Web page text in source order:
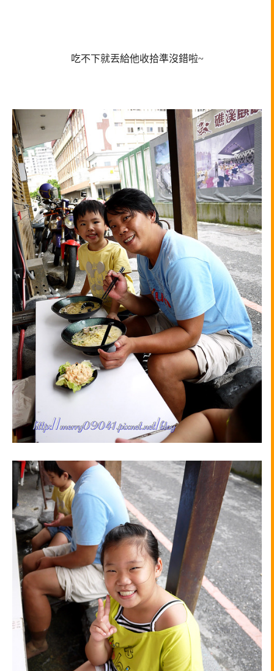
吃不下就丟給他收拾準沒錯啦~